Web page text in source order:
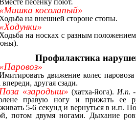
песенку поют.
косолапый»
на внешней стороне стопы.
на носках с разным
Профилактика
движение колес
впереди, другая сзади.
«зародыш» (хатха-йога). И.п.
правую ногу и прижать ее
5-6 секунд и вернуться в и.п.
потом двумя ногами. Дыхание